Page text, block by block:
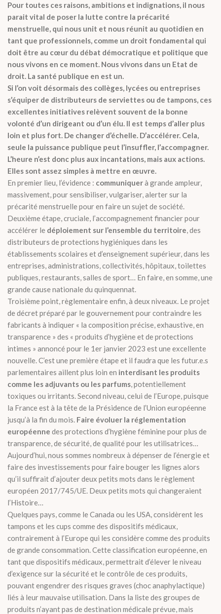
Pour toutes ces raisons, ambitions et indignations, il nous
parait vital de poser la lutte contre la précarité
menstruelle, qui nous unit et nous réunit au quotidien en
tant que professionnels, comme un droit fondamental qui
doit être au cœur du débat démocratique et politique que
nous vivons en ce moment. Nous vivons dans un Etat de
droit. La santé publique en est un.
Si l’on voit désormais des collèges, lycées ou entreprises
s’équiper de distributeurs de serviettes ou de tampons, ces
excellentes initiatives relèvent souvent de la bonne
volonté d’un dirigeant ou d’un élu. Il est temps d’aller plus
loin et plus fort. De changer d’échelle. D’accélérer. Cela,
seule la puissance publique peut l’insuffler, l’accompagner.
L’heure n’est donc plus aux incantations, mais aux actions.
Elles sont assez simples à mettre en œuvre.
En premier lieu, l’évidence : communiquerà grande ampleur,
massivement, pour sensibiliser, vulgariser, alerter sur la
précarité menstruelle pour en faire un sujet de société.
Deuxième étape, cruciale, l’accompagnement financier pour
accélérer le déploiement sur l’ensemble du territoire , des
distributeurs de protections hygiéniques dans les
établissements scolaires et d’enseignement supérieur, dans les
entreprises, administrations, collectivités, hôpitaux, toilettes
publiques, restaurants, salles de sport… En faire, en somme, une
grande cause nationale du quinquennat.
Troisième point, règlementaire enfin, à deux niveaux. Le projet
de décret préparé par le gouvernement pour contraindre les
fabricants à indiquer « la composition précise, exhaustive, en
transparence » des « produits d’hygiène et de protections
intimes » annoncé pour le 1er janvier 2023 est une excellente
nouvelle. C’est une première étape et il faudra que les futur.e.s
parlementaires aillent plus loin en interdisant les produits
comme les adjuvants ou les parfums , potentiellement
toxiques ou irritants. Second niveau, celui de l’Europe, puisque
la France est à la tête de la Présidence de l’Union européenne
jusqu’à la fin du mois. Faire évoluer la réglementation
européenne des protections d’hygiène féminine pour plus de
transparence, de sécurité, de qualité pour les utilisatrices…
Aujourd’hui, nous sommes nombreux à dépenser de l’énergie et
faire des investissements pour faire bouger les lignes alors
qu’il suffirait d’ajouter deux petits mots dans le règlement
européen 2017/745/UE. Deux petits mots qui changeraient
l’Histoire…
Quelques pays, comme le Canada ou les USA, considèrent les
tampons et les cups comme des dispositifs médicaux,
contrairement à l’Europe qui les considère comme des produits
de grande consommation. Cette classification européenne, en
tant que dispositifs médicaux, permettrait d’élever le niveau
d’exigence sur la sécurité et le contrôle de ces produits,
pouvant engendrer des risques graves (choc anaphylactique)
liés à leur mauvaise utilisation. Dans la liste des groupes de
produits n’ayant pas de destination médicale prévue, mais